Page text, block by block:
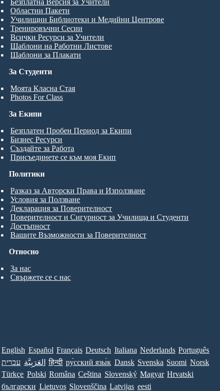
За Студенти
Моята Класна Стая
Photos For Class
Безплатна Версия за Учители
Областни Пакети
Училищни Библиотеки и Медийни Центрове
Тренировъчни Сесии
Всички Ресурси за Учители
Шаблони на Работни Листове
Шаблони за Плакати
За Екипи
Безплатен Пробен Период за Екипи
Бизнес Ресурси
Създайте за Работа
Присъединете се към моя Екип
Относно
За нас
Свържете се с нас
Политики
Разказ за Авторски Права и Използване
Условия за Ползване
Декларация за Поверителност
Поверителност и Сигурност за Училища и Студенти
Достъпност
Вашите Възможности за Поверителност
English Español Français Deutsch Italiana Nederlands Português
עברית العَرَبِيَّة हिन्दी ру́сский язы́к Dansk Svenska Suomi Norsk
Türkçe Polski Româna Ceština Slovenský Magyar Hrvatski
български Lietuvos Slovenščina Latvijas eesti